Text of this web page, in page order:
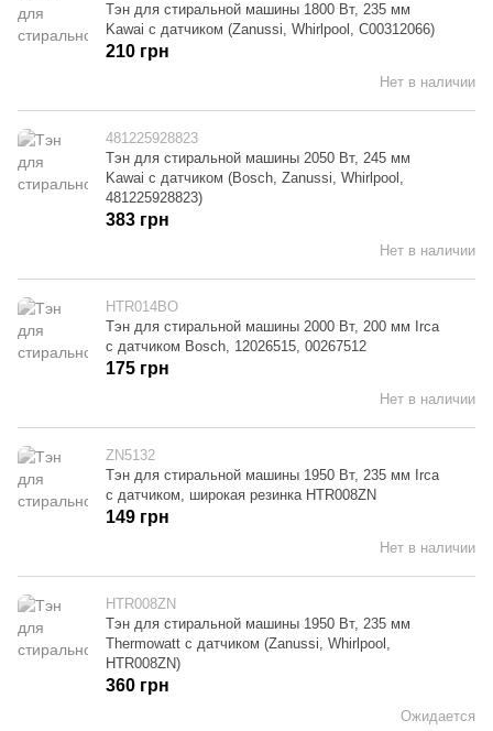
Тэн для стиральной машины 1800 Вт, 235 мм
Kawai с датчиком (Zanussi, Whirlpool, C00312066)
Нет в наличии
210 грн
481225928823
Тэн для стиральной машины 2050 Вт, 245 мм
Kawai с датчиком (Bosch, Zanussi, Whirlpool,
481225928823)
Нет в наличии
383 грн
HTR014BO
Тэн для стиральной машины 2000 Вт, 200 мм Irca
с датчиком Bosch, 12026515, 00267512
Нет в наличии
175 грн
ZN5132
Тэн для стиральной машины 1950 Вт, 235 мм Irca
с датчиком, широкая резинка HTR008ZN
Нет в наличии
149 грн
HTR008ZN
Тэн для стиральной машины 1950 Вт, 235 мм
Thermowatt с датчиком (Zanussi, Whirlpool,
HTR008ZN)
Ожидается
360 грн